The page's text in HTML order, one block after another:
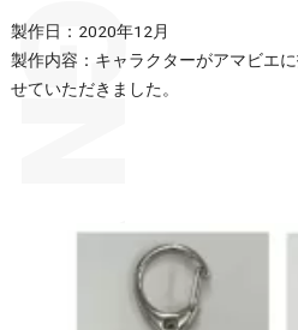
製作日：2020年12月
製作内容：キャラクターがアマビエ
せていただきました。